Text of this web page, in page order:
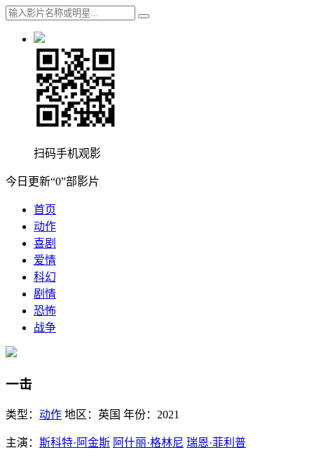
扫码手机观影
今日更新“0”部影片
首页
动作
喜剧
爱情
科幻
剧情
恐怖
战争
一击
类型： 动作 地区： 英国 年份： 2021
主演： 斯科特·阿金斯 阿什丽·格林尼 瑞恩·菲利普